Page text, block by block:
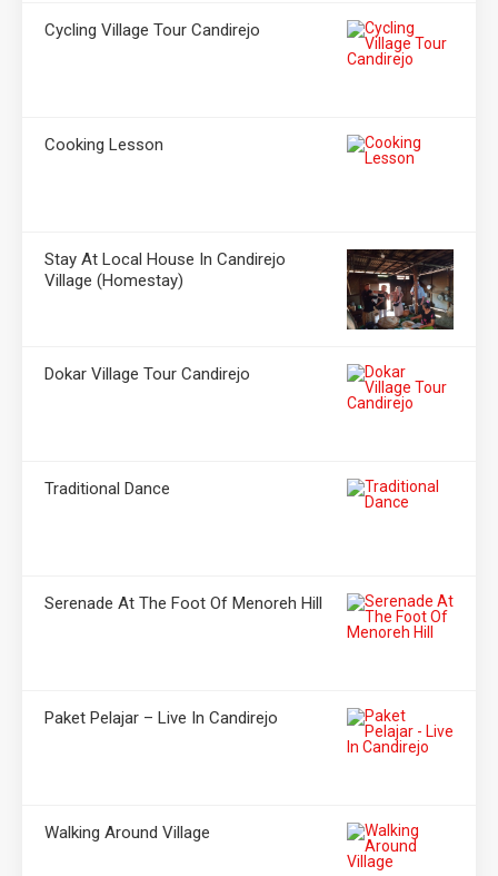
Cycling Village Tour Candirejo
Cooking Lesson
Stay At Local House In Candirejo
Village (Homestay)
Dokar Village Tour Candirejo
Traditional Dance
Serenade At The Foot Of Menoreh Hill
Paket Pelajar – Live In Candirejo
Walking Around Village